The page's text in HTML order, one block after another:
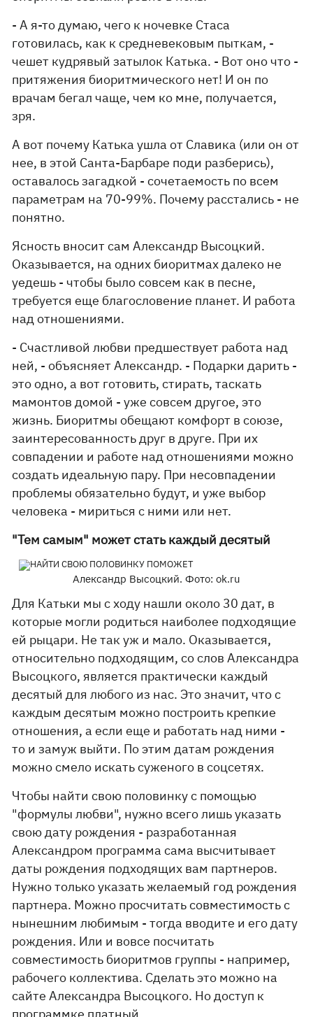
- А я-то думаю, чего к ночевке Стаса
готовилась, как к средневековым пыткам, -
чешет кудрявый затылок Катька. - Вот оно что -
притяжения биоритмического нет! И он по
врачам бегал чаще, чем ко мне, получается,
зря.
А вот почему Катька ушла от Славика (или он от
нее, в этой Санта-Барбаре поди разберись),
оставалось загадкой - сочетаемость по всем
параметрам на 70-99%. Почему расстались - не
понятно.
Ясность вносит сам Александр Высоцкий.
Оказывается, на одних биоритмах далеко не
уедешь - чтобы было совсем как в песне,
требуется еще благословение планет. И работа
над отношениями.
- Счастливой любви предшествует работа над
ней, - объясняет Александр. - Подарки дарить -
это одно, а вот готовить, стирать, таскать
мамонтов домой - уже совсем другое, это
жизнь. Биоритмы обещают комфорт в союзе,
заинтересованность друг в друге. При их
совпадении и работе над отношениями можно
создать идеальную пару. При несовпадении
проблемы обязательно будут, и уже выбор
человека - мириться с ними или нет.
"Тем самым" может стать каждый десятый
Александр Высоцкий. Фото: ok.ru
Для Катьки мы с ходу нашли около 30 дат, в
которые могли родиться наиболее подходящие
ей рыцари. Не так уж и мало. Оказывается,
относительно подходящим, со слов Александра
Высоцкого, является практически каждый
десятый для любого из нас. Это значит, что с
каждым десятым можно построить крепкие
отношения, а если еще и работать над ними -
то и замуж выйти. По этим датам рождения
можно смело искать суженого в соцсетях.
Чтобы найти свою половинку с помощью
"формулы любви", нужно всего лишь указать
свою дату рождения - разработанная
Александром программа сама высчитывает
даты рождения подходящих вам партнеров.
Нужно только указать желаемый год рождения
партнера. Можно просчитать совместимость с
нынешним любимым - тогда вводите и его дату
рождения. Или и вовсе посчитать
совместимость биоритмов группы - например,
рабочего коллектива. Сделать это можно на
сайте Александра Высоцкого. Но доступ к